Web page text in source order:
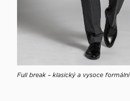
Full break – klasický a vysoce formální